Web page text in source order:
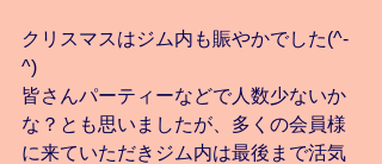
クリスマスはジム内も賑やかでした(^-
^)
皆さんパーティーなどで人数少ないか
な？とも思いましたが、多くの会員様
に来ていただきジム内は最後まで活気